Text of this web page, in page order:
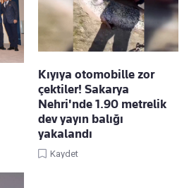
Kıyıya otomobille zor
çektiler! Sakarya
Nehri'nde 1.90 metrelik
dev yayın balığı
yakalandı
Kaydet